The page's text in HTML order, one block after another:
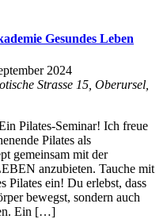
Gesundes Leben
2024
Strasse 15, Oberursel,
Pilates-Seminar! Ich freue
Pilates als
gemeinsam mit der
anzubieten. Tauche mit
Pilates ein! Du erlebst, dass
bewegst, sondern auch
Ein […]